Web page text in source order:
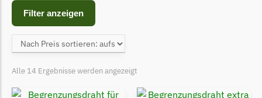
Cub Cadet
Filter anzeigen
Alle 14 Ergebnisse werden angezeigt